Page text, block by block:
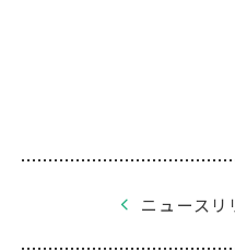
ニュースリ